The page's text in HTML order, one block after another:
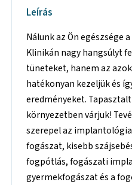
Leírás
Nálunk az Ön egészsége
Klinikán nagy hangsúlyt
tüneteket, hanem az
hatékonyan kezeljük és
eredményeket.
környezetben várjuk!
szerepel az
fogászat, kisebb
fogpótlás, fogászati
gyermekfogászat és a